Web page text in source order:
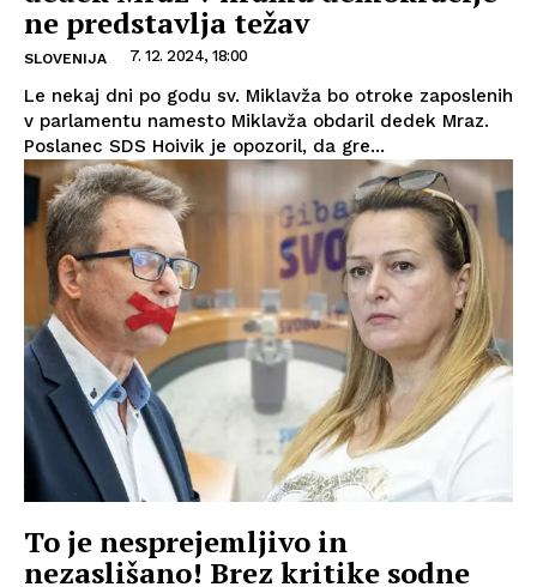
ne predstavlja težav
SLOVENIJA 7. 12. 2024, 18:00
Le nekaj dni po godu sv. Miklavža bo otroke zaposlenih
v parlamentu namesto Miklavža obdaril dedek Mraz.
Poslanec SDS Hoivik je opozoril, da gre...
To je nesprejemljivo in
nezaslišano! Brez kritike sodne